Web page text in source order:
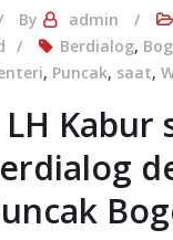
By
admin
Berdialog,
, Puncak, saat,
Kabur